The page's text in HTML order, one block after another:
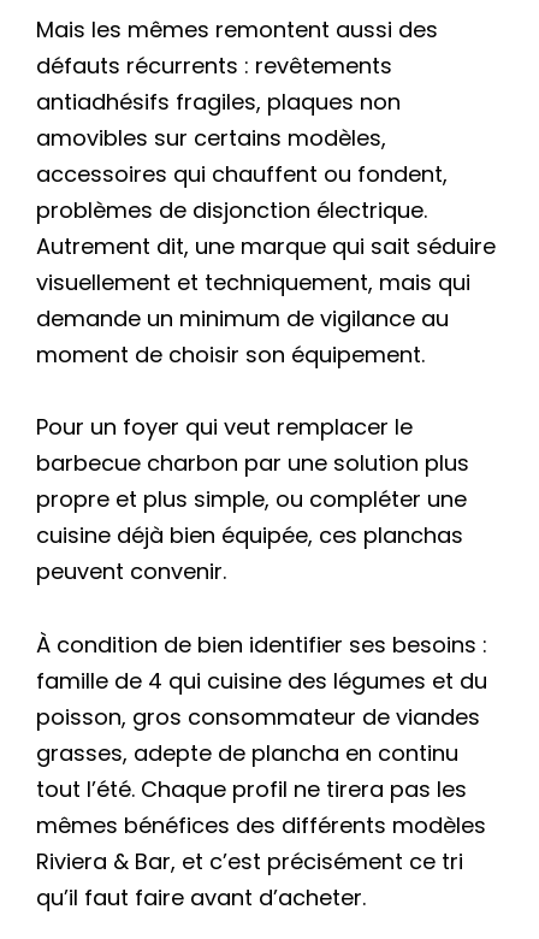
Mais les mêmes remontent aussi des
défauts récurrents : revêtements
antiadhésifs fragiles, plaques non
amovibles sur certains modèles,
accessoires qui chauffent ou fondent,
problèmes de disjonction électrique.
Autrement dit, une marque qui sait séduire
visuellement et techniquement, mais qui
demande un minimum de vigilance au
moment de choisir son équipement.
Pour un foyer qui veut remplacer le
barbecue charbon par une solution plus
propre et plus simple, ou compléter une
cuisine déjà bien équipée, ces planchas
peuvent convenir.
À condition de bien identifier ses besoins :
famille de 4 qui cuisine des légumes et du
poisson, gros consommateur de viandes
grasses, adepte de plancha en continu
tout l’été. Chaque profil ne tirera pas les
mêmes bénéfices des différents modèles
Riviera & Bar, et c’est précisément ce tri
qu’il faut faire avant d’acheter.